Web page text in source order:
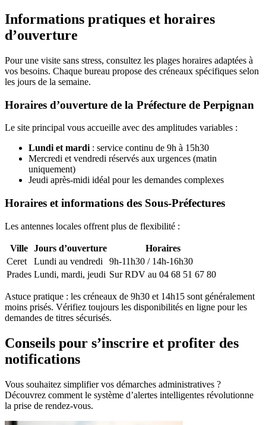
Informations pratiques et horaires
d’ouverture
Pour une visite sans stress, consultez les plages horaires adaptées à
vos besoins. Chaque bureau propose des créneaux spécifiques selon
les jours de la semaine.
Horaires d’ouverture de la Préfecture de Perpignan
Le site principal vous accueille avec des amplitudes variables :
Lundi et mardi : service continu de 9h à 15h30
Mercredi et vendredi réservés aux urgences (matin
uniquement)
Jeudi après-midi idéal pour les demandes complexes
Horaires et informations des Sous-Préfectures
Les antennes locales offrent plus de flexibilité :
Ville Jours d’ouverture
Horaires
Ceret
Lundi au vendredi
9h-11h30 / 14h-16h30
Prades Lundi, mardi, jeudi Sur RDV au 04 68 51 67 80
Astuce pratique : les créneaux de 9h30 et 14h15 sont généralement
moins prisés. Vérifiez toujours les disponibilités en ligne pour les
demandes de titres sécurisés.
Conseils pour s’inscrire et profiter des
notifications
Vous souhaitez simplifier vos démarches administratives ?
Découvrez comment le système d’alertes intelligentes révolutionne
la prise de rendez-vous.